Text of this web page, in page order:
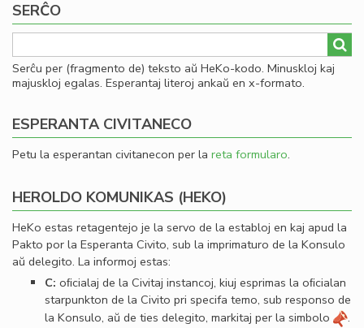
SERĈO
Serĉu per (fragmento de) teksto aŭ HeKo-kodo. Minuskloj kaj
majuskloj egalas. Esperantaj literoj ankaŭ en x-formato.
ESPERANTA CIVITANECO
Petu la esperantan civitanecon per la reta formularo.
HEROLDO KOMUNIKAS (HEKO)
HeKo estas retagentejo je la servo de la establoj en kaj apud la
Pakto por la Esperanta Civito, sub la imprimaturo de la Konsulo
aŭ delegito. La informoj estas:
C: oﬁcialaj de la Civitaj instancoj, kiuj esprimas la oﬁcialan
starpunkton de la Civito pri specifa temo, sub responso de
la Konsulo, aŭ de ties delegito, markitaj per la simbolo
.